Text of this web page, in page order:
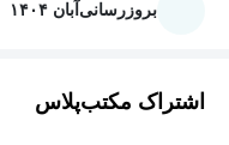
بروزرسانی آبان ۱۴۰۴
اشتراک مکتب‌پلاس